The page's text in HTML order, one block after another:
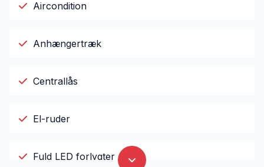
Aircondition
Anhængertræk
Centrallås
El-ruder
Fuld LED forlygter